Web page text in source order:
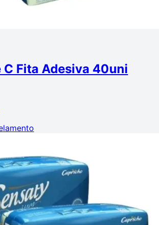
Fita Adesiva 40uni